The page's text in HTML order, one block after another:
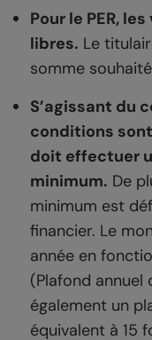
Pour le PER,
libres. Le
somme
S’agissant du
conditions
doit effectuer
minimum. De
minimum est
financier. Le
année en
(Plafond annuel
également un
équivalent à 15